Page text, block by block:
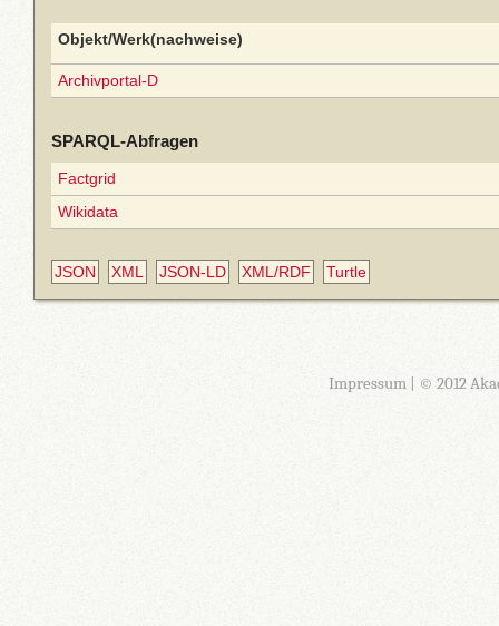
Objekt/Werk(nachweise)
Archivportal-D
SPARQL-Abfragen
Factgrid
Wikidata
JSON XML JSON-LD XML/RDF Turtle
Impressum| © 2012